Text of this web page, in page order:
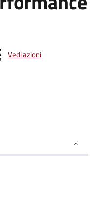
Vedi azioni